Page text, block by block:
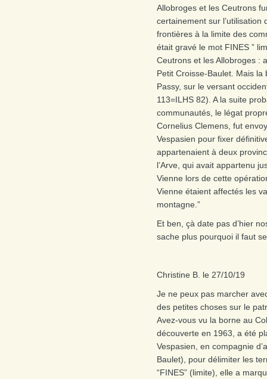
Allobroges et les Ceutrons
certainement sur
frontières à la limite des
était gravé le mot FINES ”
Ceutrons et les Allobroges :
Petit Croisse-Baulet. Mais
Passy, sur le versant
113=ILHS 82). A la suite
communautés, le légat
Cornelius Clemens, fut
Vespasien pour fixer
appartenaient à deux
l’Arve, qui avait appartenu
Vienne lors de cette
Vienne étaient affectés les
montagne.”
Et ben, çà date pas d’hier
sache plus pourquoi il faut
Christine B. le 27/10/19
Je ne peux pas marcher
des petites choses sur le
Avez-vous vu la borne au
découverte en 1963, a été
Vespasien, en compagnie
Baulet), pour délimiter les
“FINES” (limite), elle a